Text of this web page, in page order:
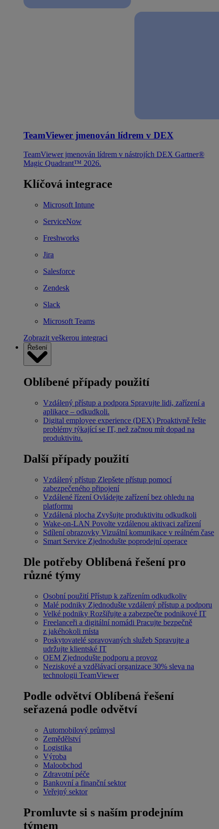
TeamViewer jmenován lídrem v DEX
TeamViewer jmenován lídrem v nástrojích DEX Gartner®
Magic Quadrant™ 2026.
Klíčová integrace
Microsoft Intune
ServiceNow
Freshworks
Jira
Salesforce
Zendesk
Slack
Microsoft Teams
Zobrazit veškerou integraci
Řešení
Oblíbené případy použití
Vzdálený přístup a podpora Spravujte lidi, zařízení a
aplikace – odkudkoli.
Digital employee experience (DEX) Proaktivně řešte
problémy týkající se IT, než začnou mít dopad na
produktivitu.
Další případy použití
Vzdálený přístup Zlepšete přístup pomocí
zabezpečeného připojení
Vzdálené řízení Ovládejte zařízení bez ohledu na
platformu
Vzdálená plocha Zvyšujte produktivitu odkudkoli
Wake-on-LAN Povolte vzdálenou aktivaci zařízení
Sdílení obrazovky Vizuální komunikace v reálném čase
Smart Service Zjednodušte poprodejní operace
Dle potřeby Oblíbená řešení pro
různé týmy
Osobní použití Přístup k zařízením odkudkoliv
Malé podniky Zjednodušte vzdálený přístup a podporu
Velké podniky Rozšiřujte a zabezpečte podnikové IT
Freelanceři a digitální nomádi Pracujte bezpečně
z jakéhokoli místa
Poskytovatelé spravovaných služeb Spravujte a
udržujte klientské IT
OEM Zjednodušte podporu a provoz
Neziskové a vzdělávací organizace 30% sleva na
technologii TeamViewer
Podle odvětví Oblíbená řešení
seřazená podle odvětví
Automobilový průmysl
Zemědělství
Logistika
Výroba
Maloobchod
Zdravotní péče
Bankovní a finanční sektor
Veřejný sektor
Promluvte si s naším prodejním
týmem